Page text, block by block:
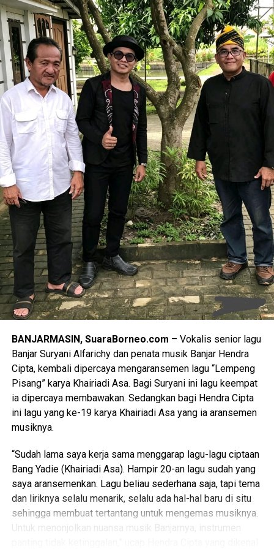
Acara Sosialisasi dan _Entry Meeting_ dibuka secara
resmi oleh Anggota Ombudsman RI sekaligus Koordinator
Wilayah Ombudsman Kalsel, Syafrida Rachmawati
Rasahan. Dalam sambutannya, Syafrida menyampaikan
bahwa penilaian maladministrasi merupakan instrumen
strategis yang objektif, independen dan berbasis potensi
maladministrasi. “Pelaksanaan penilaian ini harus dimaknai
sebagai momentum yang tepat untuk memperkuat
kepatuhan, manajemen risiko dan budaya pelayanan publik.
Semua pihak wajib berkomitmen menjaga integritas dan
meningkatkan kompetensi agar masyarakat puas dan
percaya dengan layanan yang diberikan. Hasilnya adalah
ikhtiar kebermanfaatan, bahwa ada ruang-ruang perbaikan
yang patut diatensi dan ditindaklanjuti, serta ada aspek-
aspek positif atau kekuatan yang perlu terus dipertahankan
dan ditingkatkan, seperti hadirnya layanan yang lebih
mudah, cepat, transparan dan berkeadilan bagi
masyarakat”, tegas Syafrida.
Syafrida juga menyampaikan bahwa melalui kegiatan
_Entry Meeting_ ini diharapkan seluruh instansi pelayanan
publik di Kalsel memiliki pemahaman yang komprehensif
termasuk aspek, tahapan, metode dan hasil penilaian.
Diyakini dengan Opini Ombudsman RI akan berkontribusi
terhadap perbaikan sistem dan peningkatan mutu
pelayanan publik yang dilaksanakan oleh Pemerintah
Daerah maupun Instansi Vertikal kepada masyarakat luas.
Dukungan penuh terhadap Opini Ombudsman RI diutarakan
pula oleh Pemerintah Provinsi Kalimantan Selatan.
Mewakili Gubernur Kalsel, Asisten Administrasi Umum
Sekretariat Daerah Kalsel, Dinansyah, menyampaikan kata
sambutan. Bahwa Pemerintah Provinsi Kalimantan Selatan
berkomitmen penuh untuk terus bersinergi dengan
Ombudsman guna memastikan tata kelola pemerintahan
BANJARMASIN, SuaraBorneo.com – Vokalis senior lagu
Banjar Suryani Alfarichy dan penata musik Banjar Hendra
Cipta, kembali dipercaya mengaransemen lagu “Lempeng
Pisang” karya Khairiadi Asa. Bagi Suryani ini lagu keempat
ia dipercaya membawakan. Sedangkan bagi Hendra Cipta
ini lagu yang ke-19 karya Khairiadi Asa yang ia aransemen
musiknya.
“Sudah lama saya kerja sama menggarap lagu-lagu ciptaan
Bang Yadie (Khairiadi Asa). Hampir 20-an lagu sudah yang
saya aransemenkan. Lagu beliau sederhana saja, tapi tema
dan liriknya selalu menarik, selalu ada hal-hal baru di situ
sehingga membuat tertantang untuk mengemas musiknya.
Untuk menonjolkan nuansa musik Banjarnya, instrumen